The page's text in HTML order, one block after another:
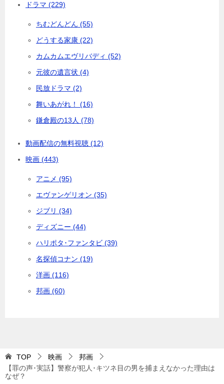
ドラマ (229)
ちむどんどん (55)
どうする家康 (22)
カムカムエヴリバディ (52)
元彼の遺言状 (4)
民放ドラマ (2)
舞いあがれ！ (16)
鎌倉殿の13人 (78)
動画配信の無料視聴 (12)
映画 (443)
アニメ (95)
エヴァンゲリオン (35)
ジブリ (34)
ディズニー (44)
ハリポタ･ファンタビ (39)
名探偵コナン (19)
洋画 (116)
邦画 (60)
TOP 映画
邦画
【罪の声･実話】警察が犯人･キツネ目の男を捕まえなかった理由は
なぜ？